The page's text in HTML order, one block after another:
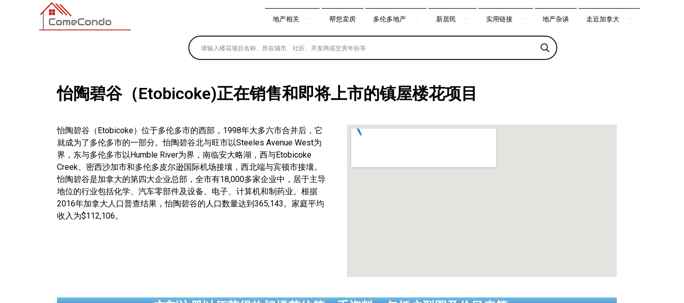
多伦多最新最全的楼花搜索引擎
地产相关 帮您卖房 多伦多地产 新居民 实用链接 地产杂谈 走近加拿大
怡陶碧谷（Etobicoke)正在销售和即将上市的镇屋楼花项目
怡陶碧谷（Etobicoke）位于多伦多市的西部，1998年大多六市合并后，它
就成为了多伦多市的一部分。怡陶碧谷北与旺市以Steeles Avenue West为
界，东与多伦多市以Humble River为界，南临安大略湖，西与Etobicoke
Creek、密西沙加市和多伦多皮尔逊国际机场接壤，西北端与宾顿市接壤。
怡陶碧谷是加拿大的第四大企业总部，全市有18,000多家企业中，居于主导
地位的行业包括化学、汽车零部件及设备、电子、计算机和制药业。根据
2016年加拿大人口普查结果，怡陶碧谷的人口数量达到365,143。家庭平均
收入为$112,106。